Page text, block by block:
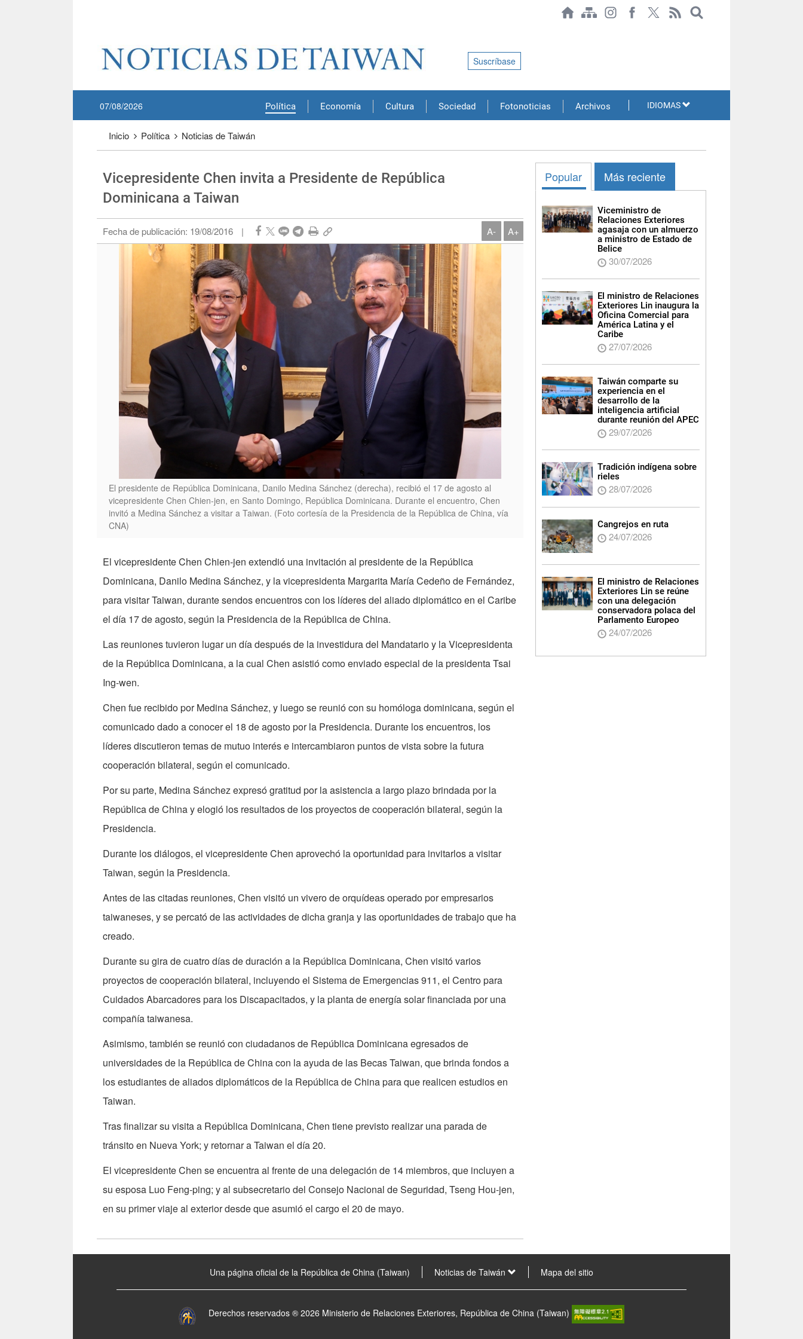
Política Economía Cultura Sociedad Fotonoticias Archivos
07/08/2026
Suscríbase
IDIOMAS
Inicio Política Noticias de Taiwán
Vicepresidente Chen invita a Presidente de República
Dominicana a Taiwan
Fecha de publicación: 19/08/2016 | A- A+
El presidente de República Dominicana, Danilo Medina Sánchez (derecha), recibió el 17 de agosto al
vicepresidente Chen Chien-jen, en Santo Domingo, República Dominicana. Durante el encuentro, Chen
invitó a Medina Sánchez a visitar a Taiwan. (Foto cortesía de la Presidencia de la República de China, vía
CNA)
El vicepresidente Chen Chien-jen extendió una invitación al presidente de la República
Dominicana, Danilo Medina Sánchez, y la vicepresidenta Margarita María Cedeño de Fernández,
para visitar Taiwan, durante sendos encuentros con los líderes del aliado diplomático en el Caribe
el día 17 de agosto, según la Presidencia de la República de China.
Las reuniones tuvieron lugar un día después de la investidura del Mandatario y la Vicepresidenta
de la República Dominicana, a la cual Chen asistió como enviado especial de la presidenta Tsai
Ing-wen.
Chen fue recibido por Medina Sánchez, y luego se reunió con su homóloga dominicana, según el
comunicado dado a conocer el 18 de agosto por la Presidencia. Durante los encuentros, los
líderes discutieron temas de mutuo interés e intercambiaron puntos de vista sobre la futura
cooperación bilateral, según el comunicado.
Por su parte, Medina Sánchez expresó gratitud por la asistencia a largo plazo brindada por la
República de China y elogió los resultados de los proyectos de cooperación bilateral, según la
Presidencia.
Durante los diálogos, el vicepresidente Chen aprovechó la oportunidad para invitarlos a visitar
Taiwan, según la Presidencia.
Antes de las citadas reuniones, Chen visitó un vivero de orquídeas operado por empresarios
taiwaneses, y se percató de las actividades de dicha granja y las oportunidades de trabajo que ha
creado.
Durante su gira de cuatro días de duración a la República Dominicana, Chen visitó varios
proyectos de cooperación bilateral, incluyendo el Sistema de Emergencias 911, el Centro para
Cuidados Abarcadores para los Discapacitados, y la planta de energía solar financiada por una
compañía taiwanesa.
Asimismo, también se reunió con ciudadanos de República Dominicana egresados de
universidades de la República de China con la ayuda de las Becas Taiwan, que brinda fondos a
los estudiantes de aliados diplomáticos de la República de China para que realicen estudios en
Taiwan.
Tras finalizar su visita a República Dominicana, Chen tiene previsto realizar una parada de
tránsito en Nueva York; y retornar a Taiwan el día 20.
El vicepresidente Chen se encuentra al frente de una delegación de 14 miembros, que incluyen a
su esposa Luo Feng-ping; y al subsecretario del Consejo Nacional de Seguridad, Tseng Hou-jen,
en su primer viaje al exterior desde que asumió el cargo el 20 de mayo.
Popular Más reciente
Viceministro de
Relaciones Exteriores
agasaja con un almuerzo
a ministro de Estado de
Belice
30/07/2026
El ministro de Relaciones
Exteriores Lin inaugura la
Oficina Comercial para
América Latina y el
Caribe
27/07/2026
Taiwán comparte su
experiencia en el
desarrollo de la
inteligencia artificial
durante reunión del APEC
29/07/2026
Tradición indígena sobre
rieles
28/07/2026
Cangrejos en ruta
24/07/2026
El ministro de Relaciones
Exteriores Lin se reúne
con una delegación
conservadora polaca del
Parlamento Europeo
24/07/2026
Una página oficial de la República de China (Taiwan) Noticias de Taiwán Mapa del sitio
Derechos reservados ® 2026 Ministerio de Relaciones Exteriores, República de China (Taiwan)